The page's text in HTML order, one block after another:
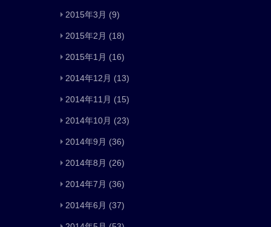
2015年3月 (9)
2015年2月 (18)
2015年1月 (16)
2014年12月 (13)
2014年11月 (15)
2014年10月 (23)
2014年9月 (36)
2014年8月 (26)
2014年7月 (36)
2014年6月 (37)